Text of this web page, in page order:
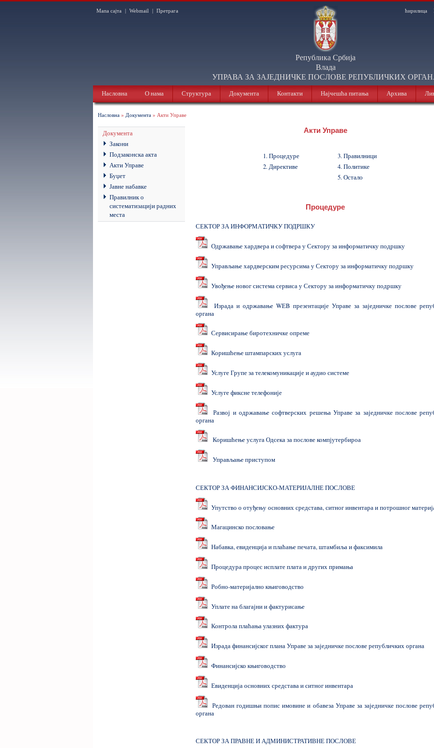
Мапа сајта | Webmail | Претрага ћирилица
Република Србија
Влада
УПРАВА ЗА ЗАЈЕДНИЧКЕ ПОСЛОВЕ РЕПУБЛИЧКИХ
Насловна О нама Структура Документа Контакти Најчешћа питања Архива
Насловна » Документа » Акти Управе
Документа
Закони
Подзаконска акта
Акти Управе
Буџет
Јавне набавке
Правилник о
систематизацији радних
места
Акти Управе
1.Процедуре 3.Правилници
2.Директиве 4.Политике
5.Остало
Процедуре
СЕКТОР ЗА ИНФОРМАТИЧКУ ПОДРШКУ
Одржавање хардвера и софтвера у Сектору за информатичку подршку
Управљање хардверским ресурсима у Сектору за информатичку подршку
Увођење новог система сервиса у Сектору за информатичку подршку
Израда и одржавање WEB презентације Управе за заједничке послове
органа
Сервисирање биротехничке опреме
Коришћење штампарских услуга
Услуге Групе за телекомуникације и аудио системе
Услуге фиксне телефоније
Развој и одржавање софтверских решења Управе за заједничке послове
органа
Коришћење услуга Одсека за послове компјутербироа
Управљање приступом
СЕКТОР ЗА ФИНАНСИЈСКО-МАТЕРИЈАЛНЕ ПОСЛОВЕ
Упутство о отуђењу основних средстава, ситног инвентара и потрошног
Магацинско пословање
Набавка, евиденција и плаћање печата, штамбиља и факсимила
Процедура процес исплате плата и других примања
Робно-материјално књиговодство
Уплате на благајни и фактурисање
Контрола плаћања улазних фактура
Израда финансијског плана Управе за заједничке послове републичких органа
Финансијско књиговодство
Евиденција основних средстава и ситног инвентара
Редован годишњи попис имовине и обавеза Управе за заједничке послове
органа
СЕКТОР ЗА ПРАВНЕ И АДМИНИСТРАТИВНЕ ПОСЛОВЕ